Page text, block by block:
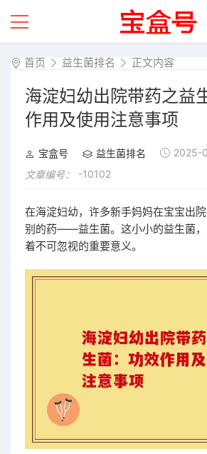
首页 益生菌排名 正文内容
海淀妇幼出院带药之益
作用及使用注意事项
宝盒号 益生菌排名
2025-
文章编号：
-10102
在海淀妇幼，许多新手妈妈在宝宝出
别的药——益生菌。这小小的益生菌，
着不可忽视的重要意义。